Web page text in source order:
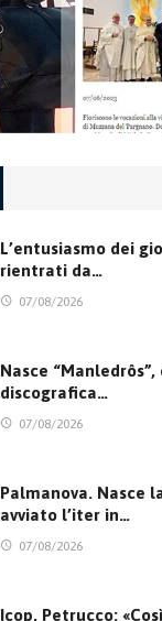
L’entusiasmo dei
rientrati da…
07/08/2026
Nasce
discografica…
07/08/2026
Palmanova. Nasce
avviato l’iter in…
07/08/2026
Icop, Petrucco: